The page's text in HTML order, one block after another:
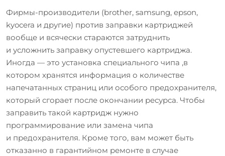
Фирмы-производители (brother, samsung, epson,
kyocera и другие) против заправки картриджей
вообще и всячески стараются затруднить
и усложнить заправку опустевшего картриджа.
Иногда — это установка специального чипа ,в
котором хранятся информация о количестве
напечатанных страниц или особого предохранителя,
который сгорает после окончании ресурса. Чтобы
заправить такой картридж нужно
программирование или замена чипа
и предохранителя. Кроме того, вам может быть
отказанно в гарантийном ремонте в случае